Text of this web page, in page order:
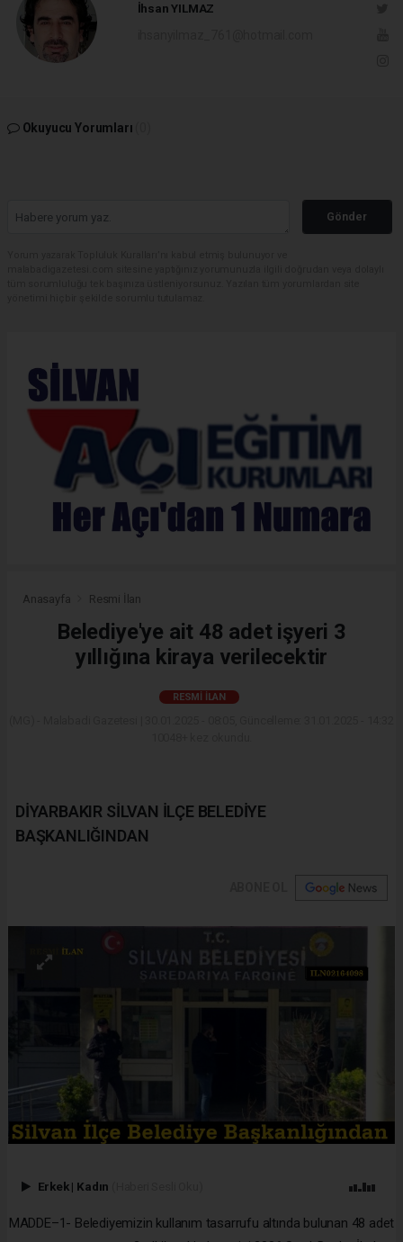
İhsan YILMAZ
Okuyucu Yorumları
Gönder
Anasayfa Resmi İlan
Belediye'ye ait 48 adet işyeri 3
yıllığına kiraya verilecektir
RESMI İLAN
DİYARBAKIR SİLVAN İLÇE BELEDİYE
BAŞKANLIĞINDAN
Erkek | Kadın
MADDE–1- Belediyemizin kullanım tasarrufu altında bulunan 48 adet